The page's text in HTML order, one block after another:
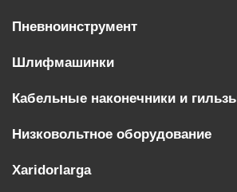
Пневноинструмент
Шлифмашинки
Кабельные наконечники и
Низковольтное оборудование
Xaridorlarga